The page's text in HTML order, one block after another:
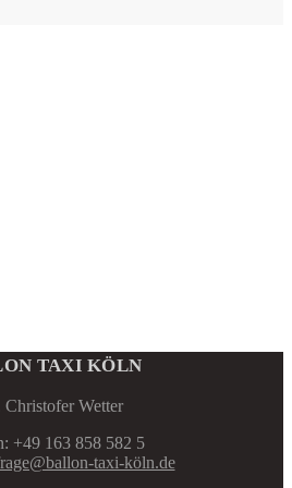
TAXI KÖLN
Christofer Wetter
+49 163 858 582 5
taxi-köln.de